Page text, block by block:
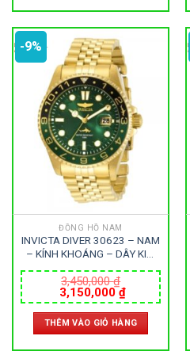
-9%
ĐỒNG HỒ NAM
INVICTA DIVER 30623 – NAM
– KÍNH KHOÁNG – DÂY KIM
MÁY HOA KỲ
3,450,000₫
Giá
gốc
là:
3,450,000 ₫.
3,150,000 ₫Giá
hiện
tại
là:
3,150,000 ₫.
THÊM VÀO GIỎ HÀNG